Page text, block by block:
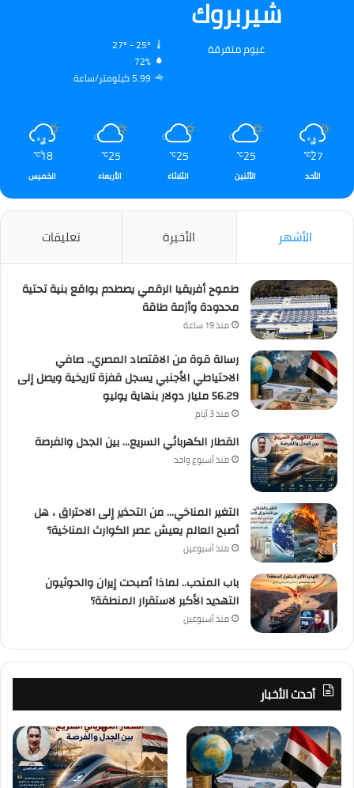
شيربروك
غيوم متفرقة
72%
5.99 كيلومتر/ساعة
27
℃
الأحد
25
℃
الأثنين
25
℃
الثلاثاء
25
℃
الأربعاء
18
℃
الخميس
الأشهر الأخيرة تعليقات
طموح أفريقيا الرقمي يصطدم بواقع بنية تحتية
محدودة وأزمة طاقة
منذ 19 ساعة
رسالة قوة من الاقتصاد المصري.. صافي
الاحتياطي الأجنبي يسجل قفزة تاريخية ويصل إلى
56.29 مليار دولار بنهاية يوليو
منذ 3 أيام
القطار الكهربائي السريع… بين الجدل والفرصة
منذ أسبوع واحد
التغير المناخي… من التحذير إلى الاحتراق ، هل
أصبح العالم يعيش عصر الكوارث المناخية؟
منذ أسبوعين
باب المندب.. لماذا أصبحت إيران والحوثيون
التهديد الأكبر لاستقرار المنطقة؟
منذ أسبوعين
أحدث الأخبار